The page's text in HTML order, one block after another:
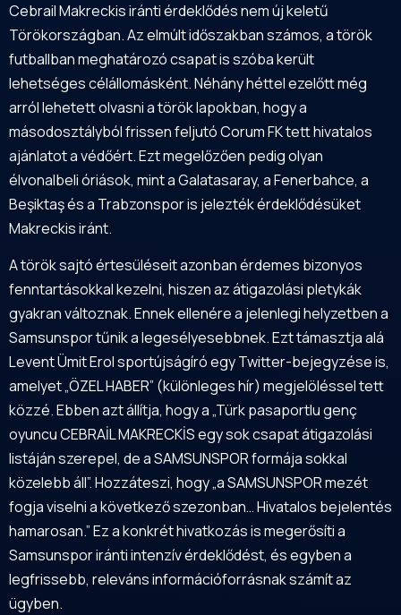
Cebrail Makreckis iránti érdeklődés nem új keletű
Törökországban. Az elmúlt időszakban számos, a török
futballban meghatározó csapat is szóba került
lehetséges célállomásként. Néhány héttel ezelőtt még
arról lehetett olvasni a török lapokban, hogy a
másodosztályból frissen feljutó Corum FK tett hivatalos
ajánlatot a védőért. Ezt megelőzően pedig olyan
élvonalbeli óriások, mint a Galatasaray, a Fenerbahce, a
Beşiktaş és a Trabzonspor is jelezték érdeklődésüket
Makreckis iránt.
A török sajtó értesüléseit azonban érdemes bizonyos
fenntartásokkal kezelni, hiszen az átigazolási pletykák
gyakran változnak. Ennek ellenére a jelenlegi helyzetben a
Samsunspor tűnik a legesélyesebbnek. Ezt támasztja alá
Levent Ümit Erol sportújságíró egy Twitter-bejegyzése is,
amelyet „ÖZEL HABER” (különleges hír) megjelöléssel tett
közzé. Ebben azt állítja, hogy a „Türk pasaportlu genç
oyuncu CEBRAİL MAKRECKİS egy sok csapat átigazolási
listáján szerepel, de a SAMSUNSPOR formája sokkal
közelebb áll”. Hozzáteszi, hogy „a SAMSUNSPOR mezét
fogja viselni a következő szezonban… Hivatalos bejelentés
hamarosan.” Ez a konkrét hivatkozás is megerősíti a
Samsunspor iránti intenzív érdeklődést, és egyben a
legfrissebb, releváns információforrásnak számít az
ügyben.